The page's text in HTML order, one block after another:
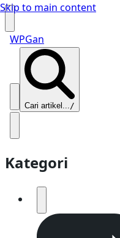
Skip to main content
WPGan
Cari artikel.../
Kategori